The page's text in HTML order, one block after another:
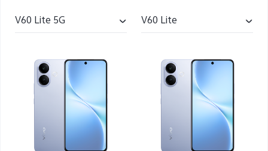
V60 Lite 5G V60 Lite